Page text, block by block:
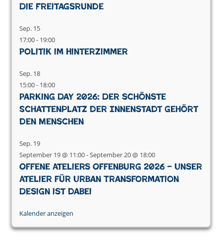
Die Freitagsrunde
Sep. 15
17:00- 19:00
Politik im Hinterzimmer
Sep. 18
15:00- 18:00
Parking Day 2026: Der schönste
Schattenplatz der Innenstadt gehört
den Menschen
Sep. 19
September 19 @ 11:00-September 20 @ 18:00
Offene Ateliers Offenburg 2026 – Unser
Atelier für Urban Transformation
Design ist dabei
Kalender anzeigen